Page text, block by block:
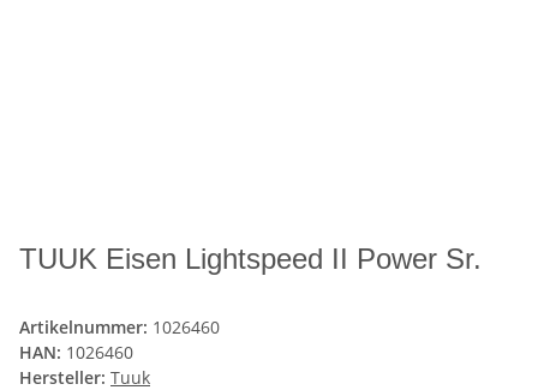
TUUK Eisen Lightspeed II Power Sr.
Artikelnummer: 1026460
HAN: 1026460
Hersteller: Tuuk